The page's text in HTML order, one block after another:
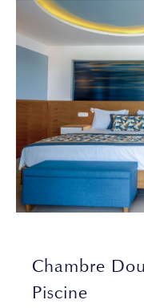
provide social media
We also share
our social media,
may combine it with
provided to them or
of their services.
Chambre
Piscine